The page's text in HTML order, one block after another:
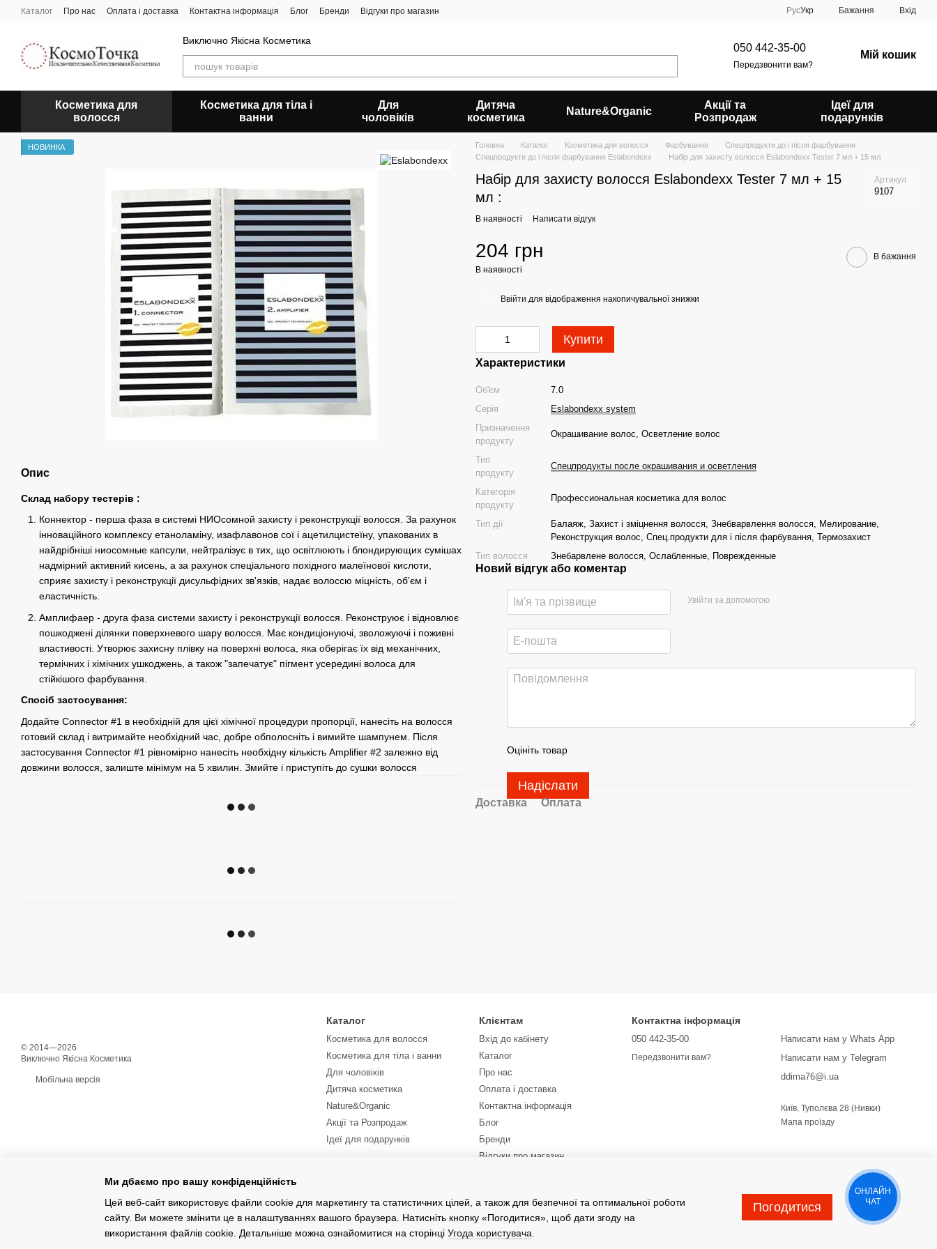
Перейти до основного контенту
Каталог Про нас Оплата і доставка Контактна інформація Блог Бренди Відгуки про магазин РусУкр Бажання Вхід
Виключно Якісна Косметика
050 442-35-00
Передзвонити вам?
Мій кошик
Косметика для
волосся
Косметика для тіла і
ванни
Для
чоловіків
Дитяча
косметика
Nature&Organic
Акції та
Розпродаж
Ідеї для
подарунків
НОВИНКА
Опис
Склад набору тестерів :
Коннектор - перша фаза в системі НИОсомной захисту і реконструкції волосся. За рахунок
інноваційного комплексу етаноламіну, изафлавонов сої і ацетилцистеїну, упакованих в
найдрібніші ниосомные капсули, нейтралізує в тих, що освітлюють і блондирующих сумішах
надмірний активний кисень, а за рахунок спеціального похідного малеїнової кислоти,
сприяє захисту і реконструкції дисульфідних зв'язків, надає волоссю міцність, об'єм і
еластичність.
Амплифаер - друга фаза системи захисту і реконструкції волосся. Реконструює і відновлює
пошкоджені ділянки поверхневого шару волосся. Має кондиціонуючі, зволожуючі і поживні
властивості. Утворює захисну плівку на поверхні волоса, яка оберігає їх від механічних,
термічних і хімічних ушкоджень, а також "запечатує" пігмент усередині волоса для
стійкішого фарбування.
Спосіб застосування:
Додайте Connector #1 в необхідній для цієї хімічної процедури пропорції, нанесіть на волосся
готовий склад і витримайте необхідний час, добре обполосніть і вимийте шампунем. Після
застосування Connector #1 рівномірно нанесіть необхідну кількість Amplifier #2 залежно від
довжини волосся, залиште мінімум на 5 хвилин. Змийте і приступіть до сушки волосся
Головна Каталог Косметика для волосся Фарбування
Спецпродукти до і після фарбування
Спецпродукти до і після фарбування Eslabondexx
Набір для захисту волосся Eslabondexx Tester 7 мл + 15 мл
Набір для захисту волосся Eslabondexx Tester 7 мл + 15
мл :
Артикул
9107
В наявності Написати відгук
204 грн
В наявності
В бажання
Ввійти для відображення накопичувальної знижки
Купити
Характеристики
Об'єм
7.0
Серія
Eslabondexx system
Призначення
продукту
Окрашивание волос, Осветление волос
Тип
продукту
Спецпродукты после окрашивания и осветления
Категорія
продукту
Профессиональная косметика для волос
Тип дії
Балаяж, Захист і зміцнення волосся, Знебварвлення волосся, Мелирование,
Реконструкция волос, Спец.продукти для і після фарбування, Термозахист
Тип волосся
Знебарвлене волосся, Ослабленные, Поврежденные
Новий відгук або коментар
Увійти за допомогою
Оцініть товар
Надіслати
Доставка Оплата
© 2014—2026
Виключно Якісна Косметика
Мобільна версія
Каталог
Косметика для волосся
Косметика для тіла і ванни
Для чоловіків
Дитяча косметика
Nature&Organic
Акції та Розпродаж
Ідеї для подарунків
Клієнтам
Вхід до кабінету
Каталог
Про нас
Оплата і доставка
Контактна інформація
Блог
Бренди
Відгуки про магазин
Контактна інформація
050 442-35-00
Передзвонити вам?
Написати нам у Whats App
Написати нам у Telegram
ddima76@i.ua
Київ, Туполєва 28 (Нивки)
Мапа проїзду
Ми дбаємо про вашу конфіденційність
Цей веб-сайт використовує файли cookie для маркетингу та статистичних цілей, а також для безпечної та оптимальної роботи
сайту. Ви можете змінити це в налаштуваннях вашого браузера. Натисніть кнопку «Погодитися», щоб дати згоду на
використання файлів cookie. Детальніше можна ознайомитися на сторінці Угода користувача
Погодитися
ОНЛАЙН
ЧАТ